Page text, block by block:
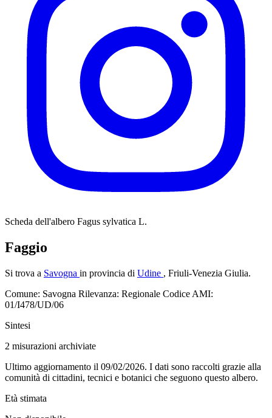
Scheda dell'albero Fagus sylvatica L.
Faggio
Si trova a Savogna in provincia di Udine , Friuli-Venezia Giulia.
Comune: Savogna Rilevanza: Regionale Codice AMI:
01/I478/UD/06
Sintesi
2 misurazioni archiviate
Ultimo aggiornamento il 09/02/2026. I dati sono raccolti grazie alla
comunità di cittadini, tecnici e botanici che seguono questo albero.
Età stimata